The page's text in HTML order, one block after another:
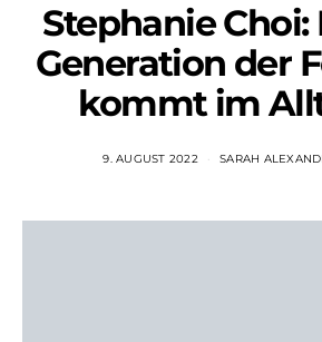
Stephanie Choi:
Generation der
kommt im
9. AUGUST 2022 SARAH